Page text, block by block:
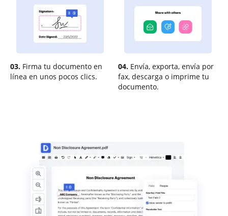
03. Firma tu documento en
línea en unos pocos clics.
04. Envía, exporta, envía por
fax, descarga o imprime tu
documento.